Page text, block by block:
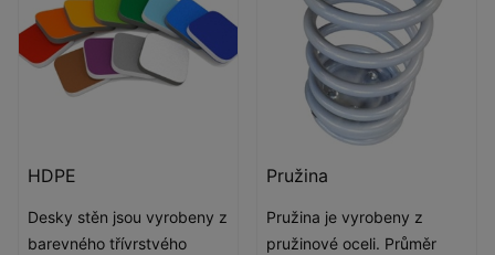
HDPE
Desky stěn jsou vyrobeny z
barevného třívrstvého
Pružina
Pružina je vyrobeny z
pružinové oceli. Průměr